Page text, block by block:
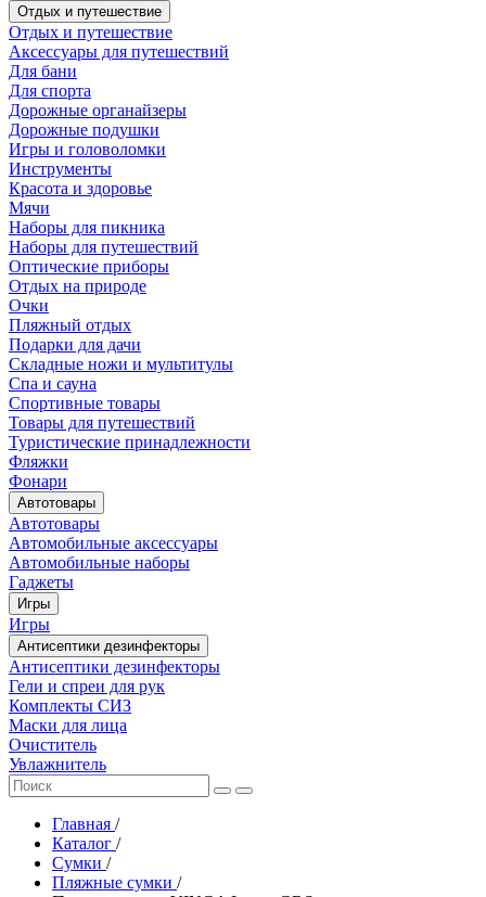
Отдых и путешествие
Отдых и путешествие
Аксессуары для путешествий
Для бани
Для спорта
Дорожные органайзеры
Дорожные подушки
Игры и головоломки
Инструменты
Красота и здоровье
Мячи
Наборы для пикника
Наборы для путешествий
Оптические приборы
Отдых на природе
Очки
Пляжный отдых
Подарки для дачи
Складные ножи и мультитулы
Спа и сауна
Спортивные товары
Товары для путешествий
Туристические принадлежности
Фляжки
Фонари
Автотовары
Автотовары
Автомобильные аксессуары
Автомобильные наборы
Гаджеты
Игры
Игры
Антисептики дезинфекторы
Антисептики дезинфекторы
Гели и спреи для рук
Комплекты СИЗ
Маски для лица
Очиститель
Увлажнитель
Главная /
Каталог /
Сумки /
Пляжные сумки /